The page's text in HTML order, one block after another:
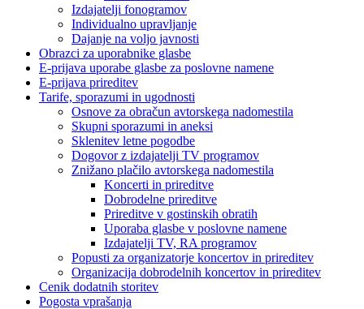
Izdajatelji fonogramov
Individualno upravljanje
Dajanje na voljo javnosti
Obrazci za uporabnike glasbe
E-prijava uporabe glasbe za poslovne namene
E-prijava prireditev
Tarife, sporazumi in ugodnosti
Osnove za obračun avtorskega nadomestila
Skupni sporazumi in aneksi
Sklenitev letne pogodbe
Dogovor z izdajatelji TV programov
Znižano plačilo avtorskega nadomestila
Koncerti in prireditve
Dobrodelne prireditve
Prireditve v gostinskih obratih
Uporaba glasbe v poslovne namene
Izdajatelji TV, RA programov
Popusti za organizatorje koncertov in prireditev
Organizacija dobrodelnih koncertov in prireditev
Cenik dodatnih storitev
Pogosta vprašanja